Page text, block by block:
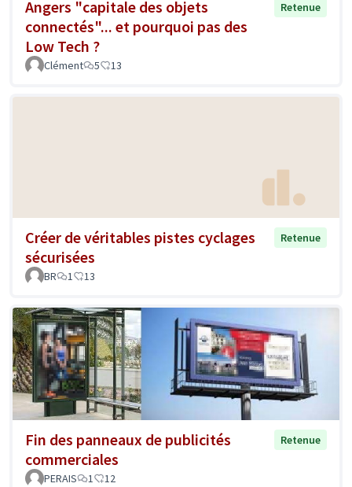
Angers "capitale des objets
connectés"... et pourquoi pas des
Low Tech ?
Retenue
Clément 5 13
Créer de véritables pistes cyclages
sécurisées
Retenue
BR 1 13
Fin des panneaux de publicités
commerciales
Retenue
PERAIS 1 12